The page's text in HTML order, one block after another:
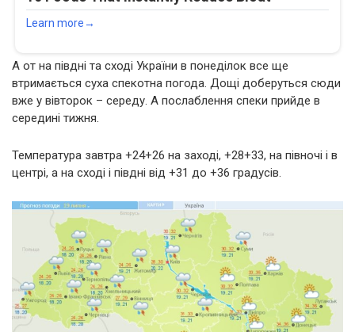
А от на півдні та сході України в понеділок все ще
втримається суха спекотна погода. Дощі доберуться сюди
вже у вівторок – середу. А послаблення спеки прийде в
середині тижня.
Температура завтра +24+26 на заході, +28+33, на півночі і в
центрі, а на сході і півдні від +31 до +36 градусів.